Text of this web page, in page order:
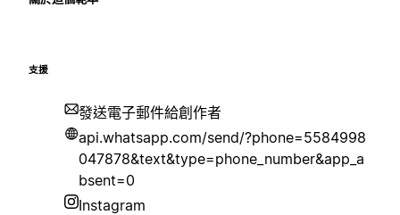
支援
發送電子郵件給創作者
api.whatsapp.com/send/?phone=5584998
047878&text&type=phone_number&app_a
bsent=0
Instagram